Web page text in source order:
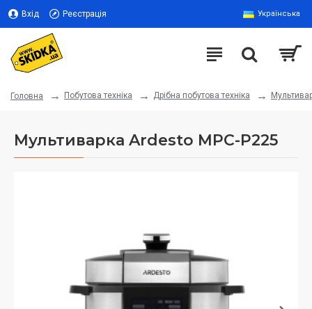
Вхід Реєстрація Українська
Головна Побутова техніка Дрібна побутова техніка
Мультиварка Ardesto MPC-P225